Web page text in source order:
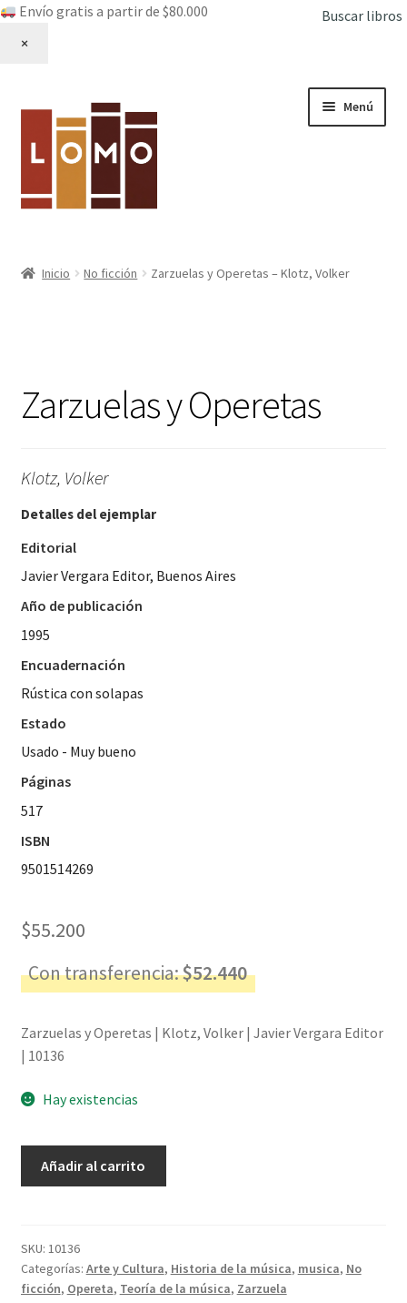
Buscar libros
Envío gratis a partir de $80.000
×
la
navegación
contenido
Menú
Inicio No ficción Zarzuelas y Operetas – Klotz, Volker
Zarzuelas y Operetas
Klotz, Volker
Detalles del ejemplar
Editorial
Javier Vergara Editor, Buenos Aires
Año de publicación
1995
Encuadernación
Rústica con solapas
Estado
Usado - Muy bueno
Páginas
517
ISBN
9501514269
$55.200
Con transferencia:$52.440
Zarzuelas y Operetas | Klotz, Volker | Javier Vergara Editor
| 10136
Hay existencias
Klotz,
Volker
cantidad
Añadir al carrito
SKU: 10136
Categorías: Arte y Cultura, Historia de la música, musica, No
ficción, Opereta, Teoría de la música, Zarzuela